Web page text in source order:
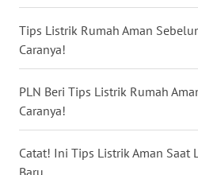
Tips Listrik Rumah Aman
Caranya!
PLN Beri Tips Listrik Rumah
Caranya!
Catat! Ini Tips Listrik Aman Saat
SULTRA
WN
NTB
WN
SULTENG
WN